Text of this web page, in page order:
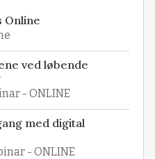
Online
ved løbende
- ONLINE
med digital
- ONLINE